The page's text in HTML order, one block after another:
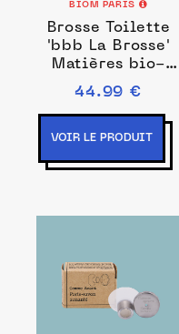
BIOM PARIS
Brosse Toilette
'bbb La Brosse'
Matières bio-
sourcées et
recyclées
44.99 €
VOIR LE PRODUIT